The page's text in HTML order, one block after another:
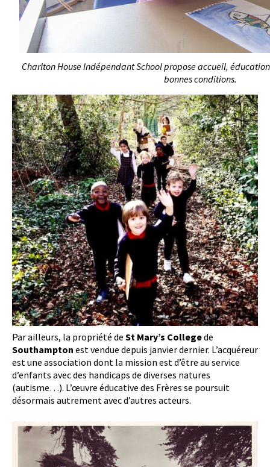
Charlton House Indépendant School propose accueil,
bonnes conditions.
Par ailleurs, la propriété de St Mary’s Collegede
Southampton est vendue depuis janvier dernier. L’acquéreur
est une association dont la mission est d’être au service
d’enfants avec des handicaps de diverses natures
(autisme…). L’œuvre éducative des Frères se poursuit
désormais autrement avec d’autres acteurs.